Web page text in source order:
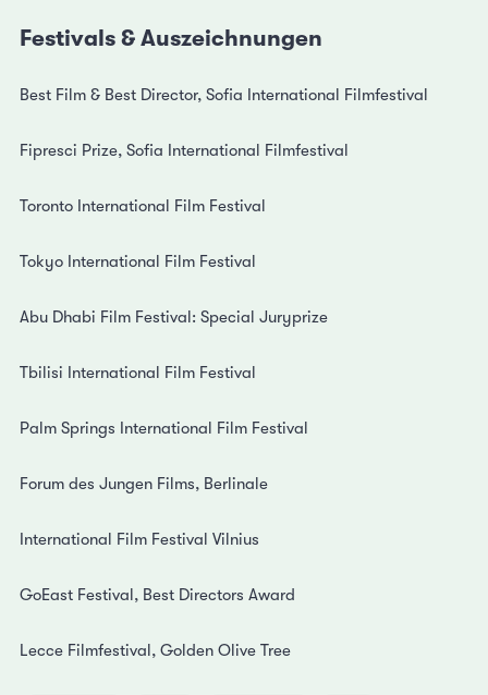
Festivals & Auszeichnungen
Best Film & Best Director, Sofia International Filmfestival
Fipresci Prize, Sofia International Filmfestival
Toronto International Film Festival
Tokyo International Film Festival
Abu Dhabi Film Festival: Special Juryprize
Tbilisi International Film Festival
Palm Springs International Film Festival
Forum des Jungen Films, Berlinale
International Film Festival Vilnius
GoEast Festival, Best Directors Award
Lecce Filmfestival, Golden Olive Tree